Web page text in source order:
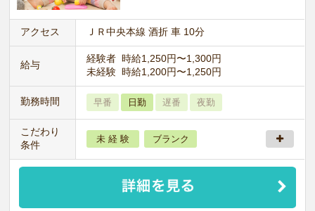
アクセス ＪＲ中央本線 酒折 車 10分
給与
経験者 時給1,250円〜1,300円
未経験 時給1,200円〜1,250円
勤務時間 早番 日勤 遅番 夜勤
こだわり
条件
未 経 験 ブランク